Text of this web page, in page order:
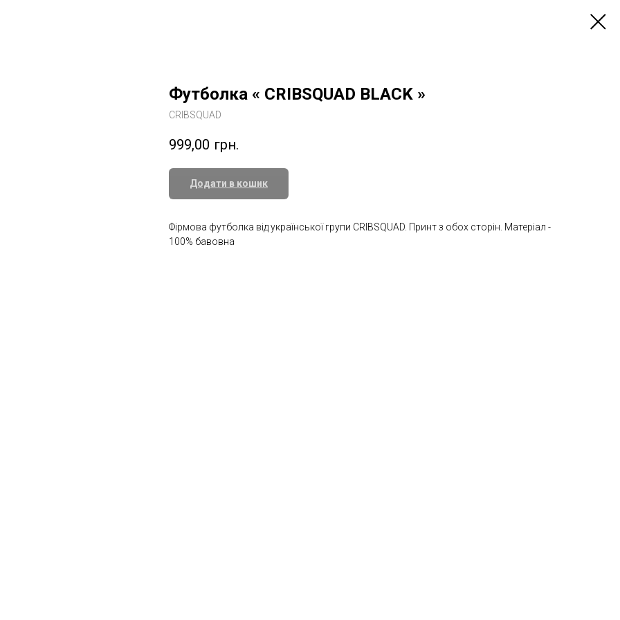
Футболка « CRIBSQUAD BLACK »
CRIBSQUAD
999,00 грн.
Додати в кошик
Фірмова футболка від української групи CRIBSQUAD. Принт з обох сторін. Матеріал -
100% бавовна